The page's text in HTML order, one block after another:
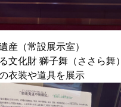
産（常設展示室）
文化財 獅子舞（ささら舞）
衣装や道具を展示